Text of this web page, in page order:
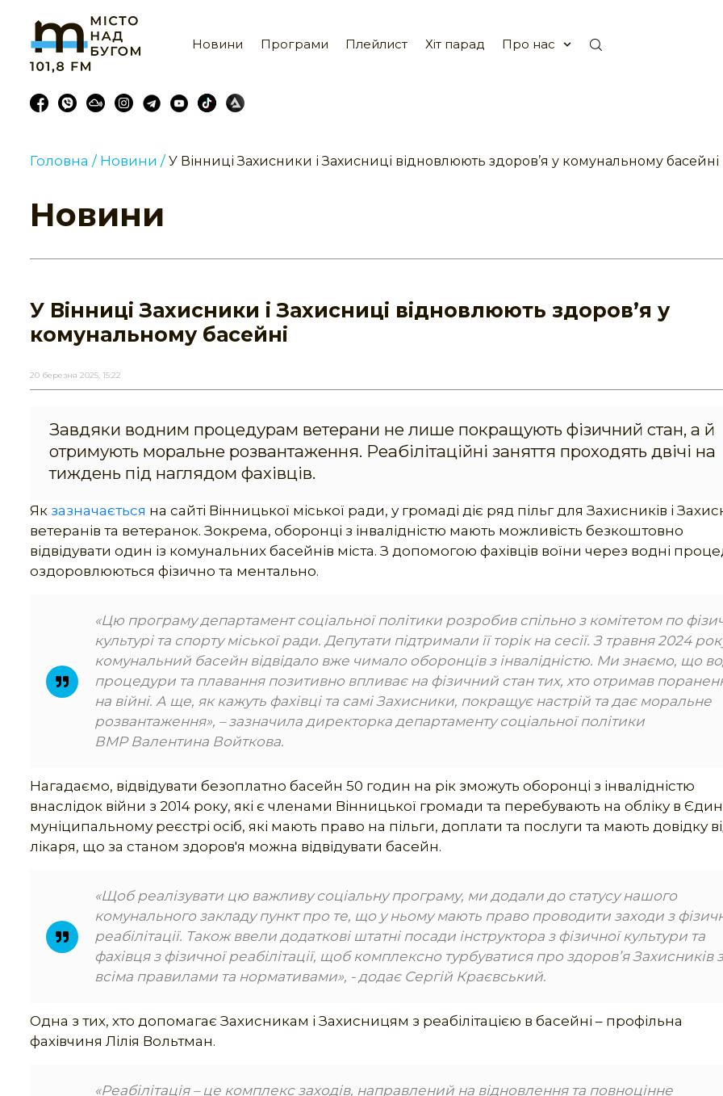
Новини Програми Плейлист Хіт парад Про нас
Головна / Новини / У Вінниці Захисники і Захисниці відновлюють здоров’я у комунальному басейні
Новини
У Вінниці Захисники і Захисниці відновлюють здоров’я у
комунальному басейні
20 березня 2025, 15:22
Завдяки водним процедурам ветерани не лише покращують фізичний стан, а й
отримують моральне розвантаження. Реабілітаційні заняття проходять двічі на
тиждень під наглядом фахівців.
Як зазначається на сайті Вінницької міської ради, у громаді діє ряд пільг для Захисників і
ветеранів та ветеранок. Зокрема, оборонці з інвалідністю мають можливість безкоштовно
відвідувати один із комунальних басейнів міста. З допомогою фахівців воїни через водні
оздоровлюються фізично та ментально.
«Цю програму департамент соціальної політики розробив спільно з комітетом по
культурі та спорту міської ради. Депутати підтримали її торік на сесії. З травня 2024
комунальний басейн відвідало вже чимало оборонців з інвалідністю. Ми знаємо, що
процедури та плавання позитивно впливає на фізичний стан тих, хто отримав
на війні. А ще, як кажуть фахівці та самі Захисники, покращує настрій та дає моральне
розвантаження», – зазначила директорка департаменту соціальної політики
ВМР Валентина Войткова.
Нагадаємо, відвідувати безоплатно басейн 50 годин на рік зможуть оборонці з інвалідністю
внаслідок війни з 2014 року, які є членами Вінницької громади та перебувають на обліку в
муніципальному реєстрі осіб, які мають право на пільги, доплати та послуги та мають довідку
лікаря, що за станом здоров'я можна відвідувати басейн.
«Щоб реалізувати цю важливу соціальну програму, ми додали до статусу нашого
комунального закладу пункт про те, що у ньому мають право проводити заходи з
реабілітації. Також ввели додаткові штатні посади інструктора з фізичної культури та
фахівця з фізичної реабілітації, щоб комплексно турбуватися про здоров’я Захисників
всіма правилами та нормативами», - додає Сергій Краєвський.
Одна з тих, хто допомагає Захисникам і Захисницям з реабілітацією в басейні – профільна
фахівчиня Лілія Вольтман.
«Реабілітація – це комплекс заходів, направлений на відновлення та повноцінне